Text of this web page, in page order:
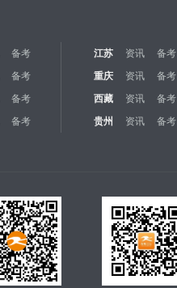
备考 江苏 资讯 备考
备考 重庆 资讯 备考
备考 西藏 资讯 备考
备考 贵州 资讯 备考